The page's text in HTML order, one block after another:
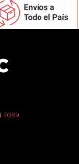
2089